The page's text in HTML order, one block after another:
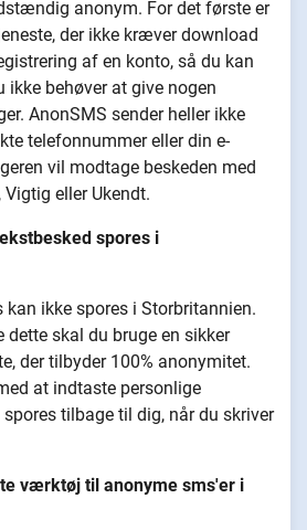
anonym. For det første er
der ikke kræver download
af en konto, så du kan
behøver at give nogen
AnonSMS sender heller ikke
telefonnummer eller din e-
vil modtage beskeden med
eller Ukendt.
spores i
kan ikke spores i Storbritannien.
dette skal du bruge en sikker
der tilbyder 100% anonymitet.
at indtaste personlige
tilbage til dig, når du skriver
værktøj til anonyme sms'er i